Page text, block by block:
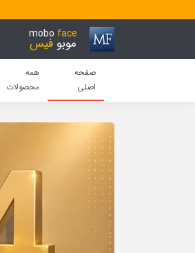
mobo face
موبو فیس
صفحه
اصلی
همه
محصولات